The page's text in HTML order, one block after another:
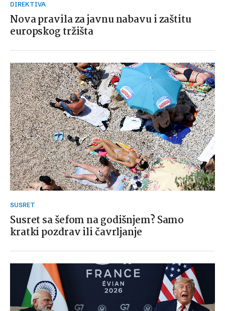
DIREKTIVA
Nova pravila za javnu nabavu i zaštitu
europskog tržišta
SUSRET
Susret sa šefom na godišnjem? Samo
kratki pozdrav ili čavrljanje